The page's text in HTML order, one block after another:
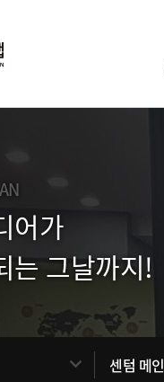
어가
는 그날까지!
센텀 메